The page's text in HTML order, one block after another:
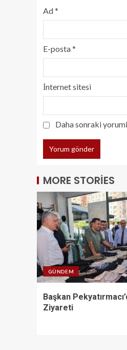
Ad*
E-posta*
İnternet sitesi
Daha sonraki
MORE STORIES
GÜNDEM
Başkan
Ziyareti